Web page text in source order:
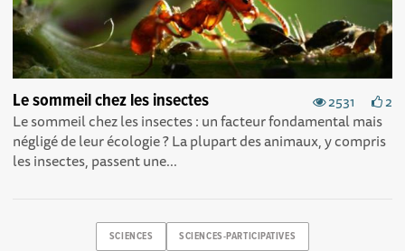
2531 2
Le sommeil chez les insectes
Le sommeil chez les insectes : un facteur fondamental mais
négligé de leur écologie ? La plupart des animaux, y compris
les insectes, passent une...
SCIENCES SCIENCES-PARTICIPATIVES